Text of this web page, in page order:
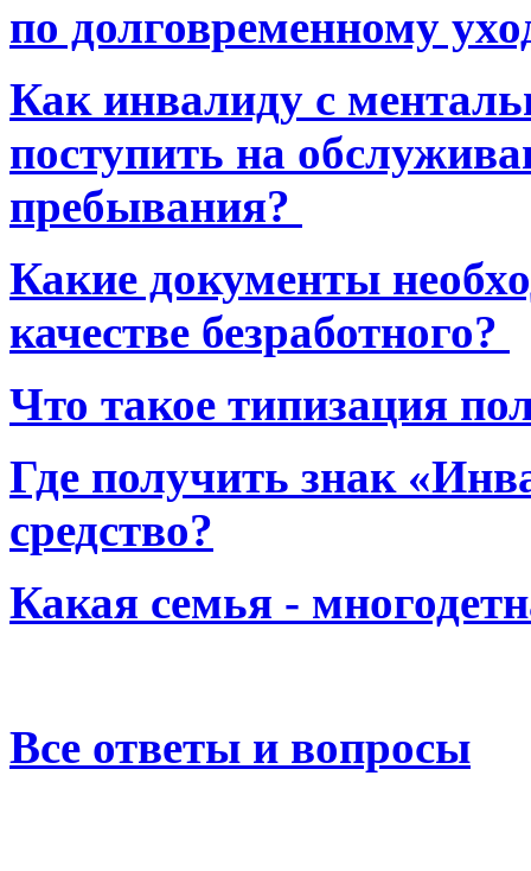
по долговременному
Как инвалиду с
поступить на
пребывания?
Какие документы
качестве безработного?
Что такое типизация
Где получить знак
средство?
Какая семья -
Все ответы и вопросы